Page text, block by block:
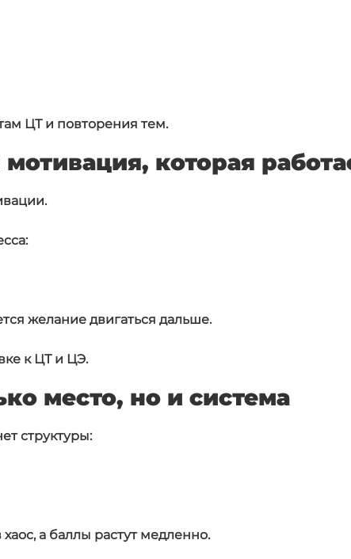
ЦТ и повторения тем.
которая
желание двигаться дальше.
к ЦТ и ЦЭ.
место, но и система
структуры:
а баллы растут медленно.